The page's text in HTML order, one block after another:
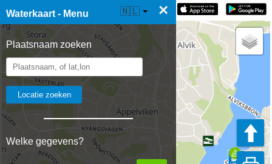
Waterkaart - Menu ×
Plaatsnaam zoeken
Welke gegevens?
☰ Waterkaart Live 🇳🇱